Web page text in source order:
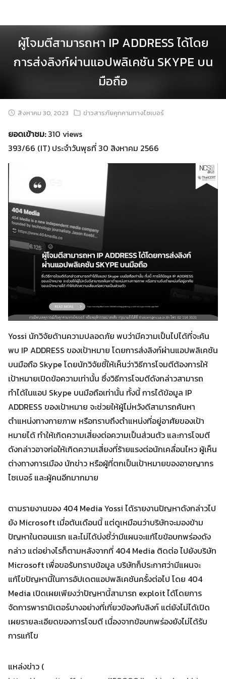
for:
Search
ผู้โจมตีสามารถหา IP ADDRESS ได้โดย
การส่งลิงก์ผ่านแอปพลิเคชัน SKYPE บน
มือถือ
สิงหาคม 30, 2023 ข่าวสารภัยคุกคามทางไซเบอร์
ยอดเข้าชม:310 views
393/66 (IT) ประจำวันพุธที่ 30 สิงหาคม 2566
Yossi นักวิจัยด้านความปลอดภัย พบว่ามีความเป็นไปได้ที่จะค้น
พบ IP ADDRESS ของเป้าหมาย โดยการส่งลิงก์ผ่านแอปพลิเคชัน
บนมือถือ Skype โดยนักวิจัยชี้ให้เห็นว่าวิธีการโจมตีต้องการให้
เป้าหมายเปิดข้อความเท่านั้น ซึ่งวิธีการโจมตีดังกล่าวสามารถ
ทำได้ในแอป Skype บนมือถือเท่านั้น ทั้งนี้ การได้ข้อมูล IP
ADDRESS ของเป้าหมาย จะช่วยให้ผู้ไม่หวังดีสามารถค้นหา
ตำแหน่งทางกายภาพ หรือทราบถึงตำแหน่งที่อยู่อาศัยของเป้า
หมายได้ ทำให้เกิดความเสี่ยงต่อความเป็นส่วนตัว และการโจมตี
ดังกล่าวอาจก่อให้เกิดความเสี่ยงที่ร้ายแรงต่อนักเคลื่อนไหว ผู้เห็น
ต่างทางการเมือง นักข่าว หรือผู้ที่ตกเป็นเป้าหมายของอาชญากร
ไซเบอร์ และผู้คนอีกมากมาย
ตามรายงานของ 404 Media Yossi ได้รายงานปัญหาดังกล่าวไป
ยัง Microsoft เมื่อต้นเดือนนี้ แต่ดูเหมือนว่าบริษัทจะมองข้าม
ปัญหาในตอนแรก และไม่ได้บ่งชี้ว่ามีแผนจะแก้ไขข้อบกพร่องดัง
กล่าว แต่อย่างไรก็ตามหลังจากที่ 404 Media ติดต่อ ไปยังบริษัท
Microsoft เพื่อขอรับทราบข้อมูล บริษัทก็ประกาศว่ามีแผนจะ
แก้ไขปัญหานี้ในการอัปเดตแอปพลิเคชันครั้งต่อไป โดย 404
Media เปิดเผยเพียงว่าปัญหานี้สามารถ exploit ได้โดยการ
จัดการพารามิเตอร์บางอย่างที่เกี่ยวข้องกับลิงก์ แต่ยังไม่ได้เปิด
เผยรายละเอียดของการโจมตี เนื่องจากข้อบกพร่องยังไม่ได้รับ
การแก้ไข
แหล่งข่าว (